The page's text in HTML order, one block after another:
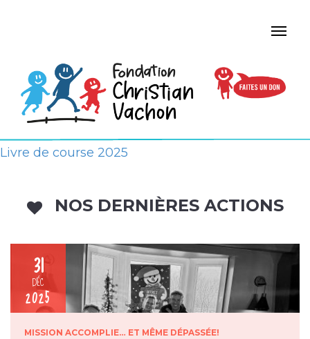
Livre de course 2025
NOS DERNIÈRES ACTIONS
31
DÉC
2025
MISSION ACCOMPLIE… ET MÊME DÉPASSÉE!